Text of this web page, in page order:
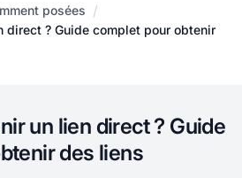
posées /
direct ? Guide complet pour obtenir
un lien direct ? Guide
des liens